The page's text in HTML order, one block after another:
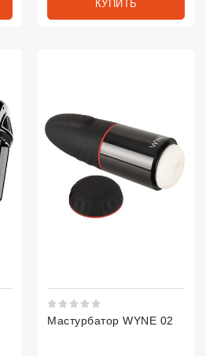
КУПИТЬ
Мастурбатор WYNE 02